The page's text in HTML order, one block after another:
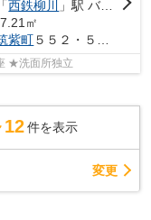
「西鉄柳川
」駅 バス12分 「筑紫町」 停歩6分
㎡
紫町５５２・５５３合併
★電子キー ★バストイレ別 ★温水洗浄便座 ★洗面所独立
12 件を表示
変更